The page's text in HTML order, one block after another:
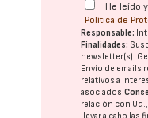
He leído
Política de
Responsable:
Finalidades:
newsletter(s).
Envío de emails
relativos a
asociados.
relación con